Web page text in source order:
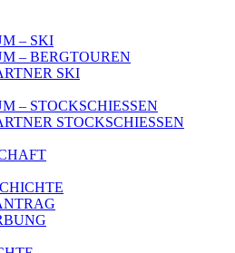
– SKI
– BERGTOUREN
SKI
– STOCKSCHIESSEN
STOCKSCHIESSEN